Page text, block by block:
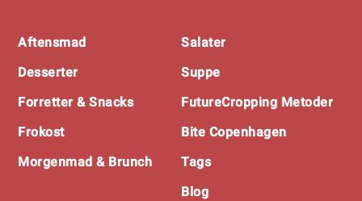
Footer
Aftensmad
Desserter
Forretter & Snacks
Frokost
Morgenmad & Brunch
Salater
Suppe
FutureCropping Metoder
Bite Copenhagen
Tags
Blog